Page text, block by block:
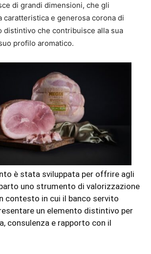
di grandi dimensioni, che gli
caratteristica e generosa corona di
distintivo che contribuisce alla sua
profilo aromatico.
è stata sviluppata per offrire agli
uno strumento di valorizzazione
contesto in cui il banco servito
un elemento distintivo per
consulenza e rapporto con il